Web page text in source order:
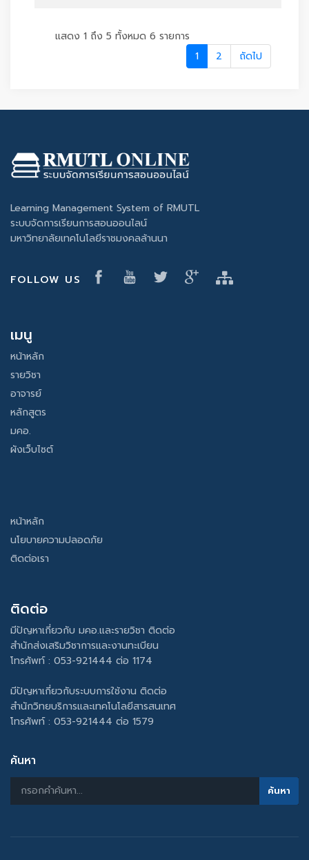
แสดง 1 ถึง 5 ทั้งหมด 6 รายการ
1
2 ถัดไป
Learning Management System of RMUTL
ระบบจัดการเรียนการสอนออนไลน์
มหาวิทยาลัยเทคโนโลยีราชมงคลล้านนา
FOLLOW US
เมนู
หน้าหลัก
รายวิชา
อาจารย์
หลักสูตร
มคอ.
ผังเว็บไซต์
หน้าหลัก
นโยบายความปลอดภัย
ติดต่อเรา
ติดต่อ
มีปัญหาเกี่ยวกับ มคอ.และรายวิชา ติดต่อ
สำนักส่งเสริมวิชาการและงานทะเบียน
โทรศัพท์ : 053-921444 ต่อ 1174
มีปัญหาเกี่ยวกับระบบการใช้งาน ติดต่อ
สำนักวิทยบริการและเทคโนโลยีสารสนเทศ
โทรศัพท์ : 053-921444 ต่อ 1579
ค้นหา